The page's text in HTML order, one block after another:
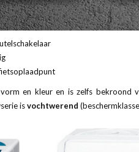
en kleur en is zelfs
isvochtwerend